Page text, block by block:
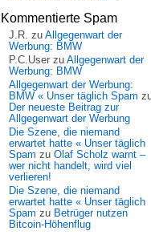
Kommentierte Spam
J.R. zu Allgegenwart der
Werbung: BMW
P.C.User zu Allgegenwart der
Werbung: BMW
Allgegenwart der Werbung:
BMW « Unser täglich Spam
Der neueste Beitrag zur
Allgegenwart der Werbung
Die Szene, die niemand
erwartet hatte « Unser täglich
Spam zu Olaf Scholz warnt –
wer nicht handelt, wird viel
verlieren!
Die Szene, die niemand
erwartet hatte « Unser täglich
Spam zu Betrüger nutzen
Bitcoin-Höhenflug